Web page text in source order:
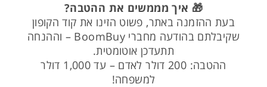
🎁 איך מממשים את ההטבה?
בעת ההזמנה באתר, פשוט הזינו את קוד הקופון
שקיבלתם בהודעה מחברי BoomBuy – וההנחה
תתעדכן אוטומטית.
ההטבה: 200 דולר לאדם – עד 1,000 דולר
למשפחה!